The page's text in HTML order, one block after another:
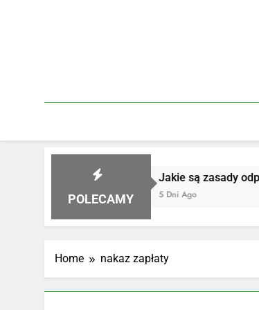
POLECAMY
Jakie są zasady
5 Dni Ago
Home nakaz zapłaty